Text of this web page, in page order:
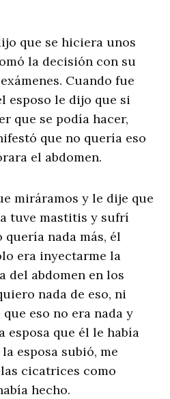
que se hiciera unos
la decisión con su
Cuando fue
esposo le dijo que si
que se podía hacer,
que no quería eso
el abdomen.
miráramos y le dije que
tuve mastitis y sufrí
nada más, él
era inyectarme la
del abdomen en los
nada de eso, ni
eso no era nada y
esposa que él le había
esposa subió, me
cicatrices como
hecho.